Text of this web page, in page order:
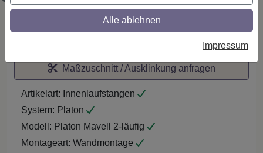
Maßzuschnitt / Ausklinkung anfragen
Artikelart: Innenlaufstangen
System: Platon
Modell: Platon Mavell 2-läufig
Montageart: Wandmontage
Alle ablehnen
Impressum